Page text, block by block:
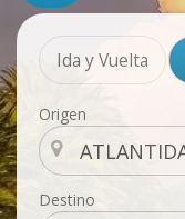
Ida y Vuelta
Origen
Destino